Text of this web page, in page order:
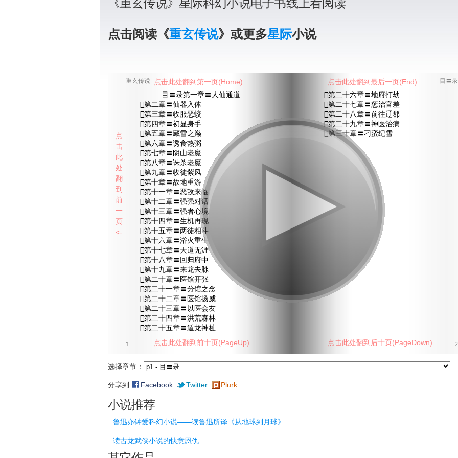
《重玄传说》星际科幻小说电子书线上看阅读
点击阅读《重玄传说》或更多星际小说
重玄传说 目〓录
目〓录第一章〓人仙通道
第二章〓仙器入体
第三章〓收服恶蛟
第四章〓初显身手
第五章〓藏雪之巅
第六章〓诱食热粥
第七章〓阴山老魔
第八章〓诛杀老魔
第九章〓收徒紫风
第十章〓故地重游
第十一章〓恶敌来临
第十二章〓强强对话
第十三章〓强者心境
第十四章〓生机再现
第十五章〓两徒相斗
第十六章〓浴火重生
第十七章〓天道无涯
第十八章〓回归府中
第十九章〓来龙去脉
第二十章〓医馆开张
第二十一章〓分馆之念
第二十二章〓医馆扬威
第二十三章〓以医会友
第二十四章〓洪荒森林
第二十五章〓遁龙神桩
第二十六章〓地府打劫
第二十七章〓惩治官差
第二十八章〓前往辽郡
第二十九章〓神医治病
第三十章〓刁蛮纪雪
1 2
选择章节：
分享到 Facebook Twitter Plurk
点击此处翻到第一页(Home) 点击此处翻到最后一页(End)
点击此处翻到前十页(PageUp) 点击此处翻到后十页(PageDown)
点
击
此
处
翻
到
前
一
页
<-
小说推荐
鲁迅亦钟爱科幻小说——读鲁迅所译《从地球到月球》
读古龙武侠小说的快意恩仇